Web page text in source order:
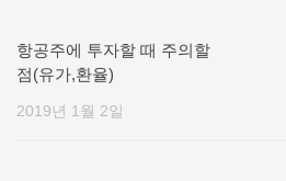
항공주에 투자할 때 주의할
점(유가,환율)
2019년 1월 2일